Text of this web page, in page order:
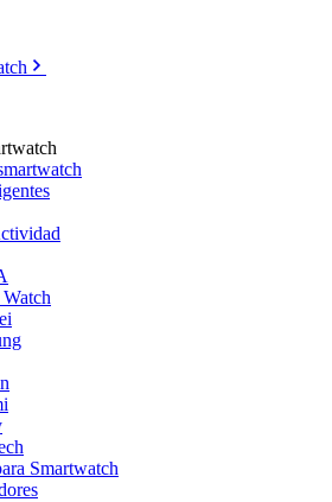
Smartwatch